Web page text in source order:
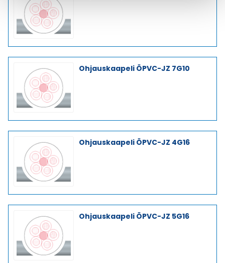
Ohjauskaapeli ÖPVC-JZ 7G10
Ohjauskaapeli ÖPVC-JZ 4G16
Ohjauskaapeli ÖPVC-JZ 5G16